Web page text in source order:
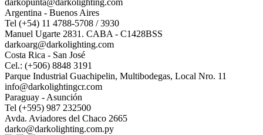
darkopunta@darkolighting.com
Argentina - Buenos Aires
Tel (+54) 11 4788-5708 / 3930
Manuel Ugarte 2831. CABA - C1428BSS
darkoarg@darkolighting.com
Costa Rica - San José
Cel.: (+506) 8848 3191
Parque Industrial Guachipelin, Multibodegas, Local Nro. 11
info@darkolightingcr.com
Paraguay - Asunción
Tel (+595) 987 232500
Avda. Aviadores del Chaco 2665
darko@darkolighting.com.py